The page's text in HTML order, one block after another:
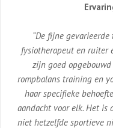
“De fijne
fysiotherapeut en ruiter
zijn goed
rompbalans training en
haar specifieke
aandacht voor elk. Het is
niet hetzelfde sportieve